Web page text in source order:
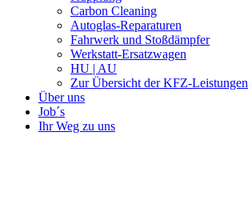
Carbon Cleaning
Autoglas-Reparaturen
Fahrwerk und Stoßdämpfer
Werkstatt-Ersatzwagen
HU | AU
Zur Übersicht der KFZ-Leistungen
Über uns
Job´s
Ihr Weg zu uns